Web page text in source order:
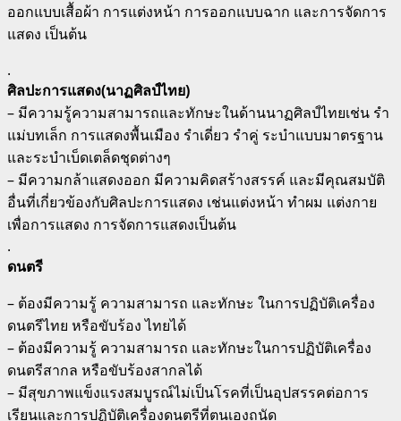
ออกแบบเสื้อผ้า การแต่งหน้า การออกแบบฉาก และการจัดการ
แสดง เป็นต้น
.
ศิลปะการแสดง(นาฏศิลป์ไทย)
– มีความรู้ความสามารถและทักษะในด้านนาฏศิลป์ไทยเช่น รำ
แม่บทเล็ก การแสดงพื้นเมือง รำเดี่ยว รำคู่ ระบำแบบมาตรฐาน
และระบำเบ็ดเตล็ดชุดต่างๆ
– มีความกล้าแสดงออก มีความคิดสร้างสรรค์ และมีคุณสมบัติ
อื่นที่เกี่ยวข้องกับศิลปะการแสดง เช่นแต่งหน้า ทำผม แต่งกาย
เพื่อการแสดง การจัดการแสดงเป็นต้น
.
ดนตรี
– ต้องมีความรู้ ความสามารถ และทักษะ ในการปฏิบัติเครื่อง
ดนตรีไทย หรือขับร้อง ไทยได้
– ต้องมีความรู้ ความสามารถ และทักษะในการปฏิบัติเครื่อง
ดนตรีสากล หรือขับร้องสากลได้
– มีสุขภาพแข็งแรงสมบูรณ์ไม่เป็นโรคที่เป็นอุปสรรคต่อการ
เรียนและการปฏิบัติเครื่องดนตรีที่ตนเองถนัด